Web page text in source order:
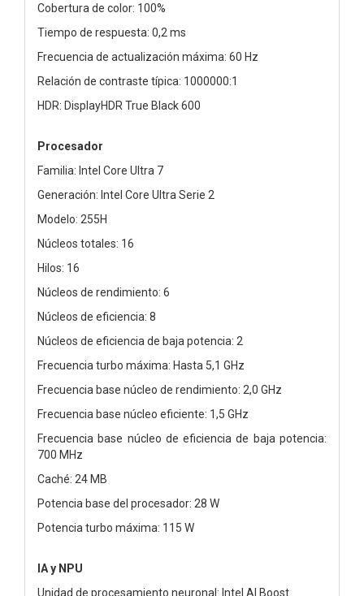
Cobertura de color: 100%
Tiempo de respuesta: 0,2 ms
Frecuencia de actualización máxima: 60 Hz
Relación de contraste típica: 1000000:1
HDR: DisplayHDR True Black 600
Procesador
Familia: Intel Core Ultra 7
Generación: Intel Core Ultra Serie 2
Modelo: 255H
Núcleos totales: 16
Hilos: 16
Núcleos de rendimiento: 6
Núcleos de eficiencia: 8
Núcleos de eficiencia de baja potencia: 2
Frecuencia turbo máxima: Hasta 5,1 GHz
Frecuencia base núcleo de rendimiento: 2,0 GHz
Frecuencia base núcleo eficiente: 1,5 GHz
Frecuencia base núcleo de eficiencia de baja potencia:
700 MHz
Caché: 24 MB
Potencia base del procesador: 28 W
Potencia turbo máxima: 115 W
IA y NPU
Unidad de procesamiento neuronal: Intel AI Boost